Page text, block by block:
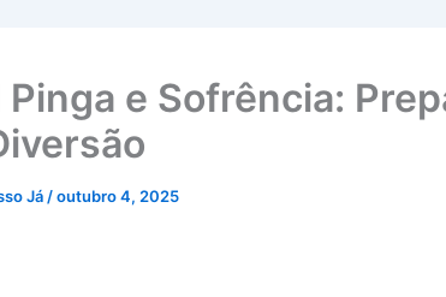
Pinga e Sofrência:
Já /outubro 4, 2025